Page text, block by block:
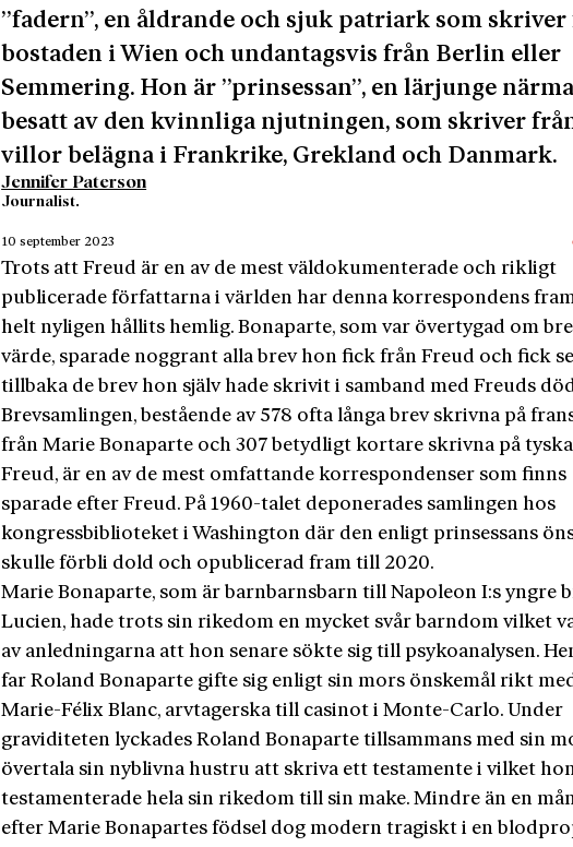
”fadern”, en åldrande och sjuk patriark som skriver
bostaden i Wien och undantagsvis från Berlin eller
Semmering. Hon är ”prinsessan”, en lärjunge
besatt av den kvinnliga njutningen, som skriver
villor belägna i Frankrike, Grekland och Danmark.
Jennifer Paterson
Journalist.
10 september 2023
Trots att Freud är en av de mest väldokumenterade och rikligt
publicerade författarna i världen har denna korrespondens
helt nyligen hållits hemlig. Bonaparte, som var övertygad om
värde, sparade noggrant alla brev hon fick från Freud och fick
tillbaka de brev hon själv hade skrivit i samband med Freuds död
Brevsamlingen, bestående av 578 ofta långa brev skrivna på
från Marie Bonaparte och 307 betydligt kortare skrivna på
Freud, är en av de mest omfattande korrespondenser som finns
sparade efter Freud. På 1960-talet deponerades samlingen hos
kongressbiblioteket i Washington där den enligt prinsessans
skulle förbli dold och opublicerad fram till 2020.
Marie Bonaparte, som är barnbarnsbarn till Napoleon I:s yngre
Lucien, hade trots sin rikedom en mycket svår barndom vilket
av anledningarna att hon senare sökte sig till psykoanalysen.
far Roland Bonaparte gifte sig enligt sin mors önskemål rikt
Marie-Félix Blanc, arvtagerska till casinot i Monte-Carlo. Under
graviditeten lyckades Roland Bonaparte tillsammans med sin
övertala sin nyblivna hustru att skriva ett testamente i vilket
testamenterade hela sin rikedom till sin make. Mindre än en
efter Marie Bonapartes födsel dog modern tragiskt i en